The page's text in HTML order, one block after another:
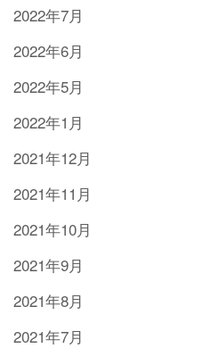
2022年7月
2022年6月
2022年5月
2022年1月
2021年12月
2021年11月
2021年10月
2021年9月
2021年8月
2021年7月